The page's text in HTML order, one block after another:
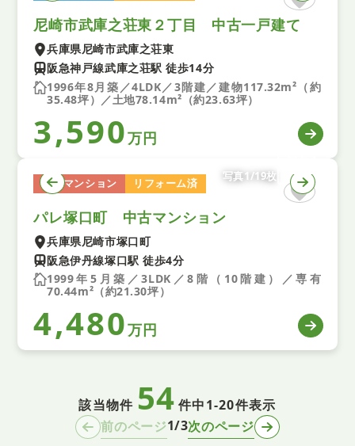
尼崎市武庫之荘東２丁目 中古一戸建て
兵庫県尼崎市武庫之荘東
阪急神戸線武庫之荘駅 徒歩14分
1996年8月築／4LDK／3階建／建物117.32m²（約
35.48坪）／土地78.14m²（約23.63坪）
3,590万円
中古マンション リフォーム済
写真1/19枚
パレ塚口町 中古マンション
兵庫県尼崎市塚口町
阪急伊丹線塚口駅 徒歩4分
1999年5月築／3LDK／8階（10階建）／専有
70.44m²（約21.30坪）
4,480万円
該当物件 54 件中1-20件表示
前のページ1/3次のページ